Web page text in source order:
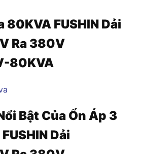
80KVA FUSHIN Dải
Ra 380V
80KVA
Bật Của Ổn Áp 3
Dải